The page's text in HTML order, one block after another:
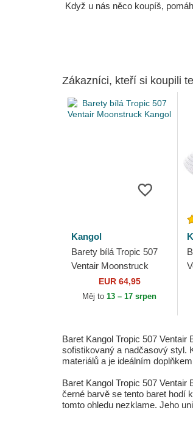
Když u nás něco koupíš,
Zákazníci, kteří si koupili
Kangol
Barety bílá Tropic 507
Ventair Moonstruck
EUR 64,95
Měj to13 – 17 srpen
Baret Kangol Tropic 507
sofistikovaný a nadčasový styl.
materiálů a je ideálním
Baret Kangol Tropic 507
černé barvě se tento baret hodí
tomto ohledu nezklame. Jeho